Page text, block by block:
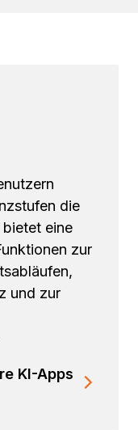
die
eine
zur
und zur
KI-Apps